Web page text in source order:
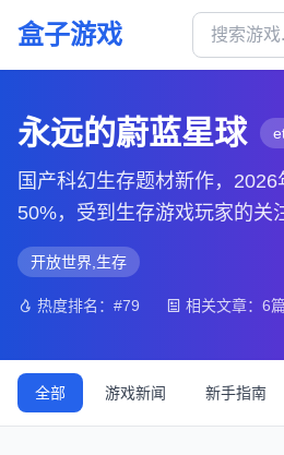
盒子游戏
永远的蔚蓝星球
国产科幻生存题材新作，
50%，受到生存游戏玩家的关
开放世界,生存
热度排名：#79 相关文章：6篇
全部 游戏新闻 新手指南